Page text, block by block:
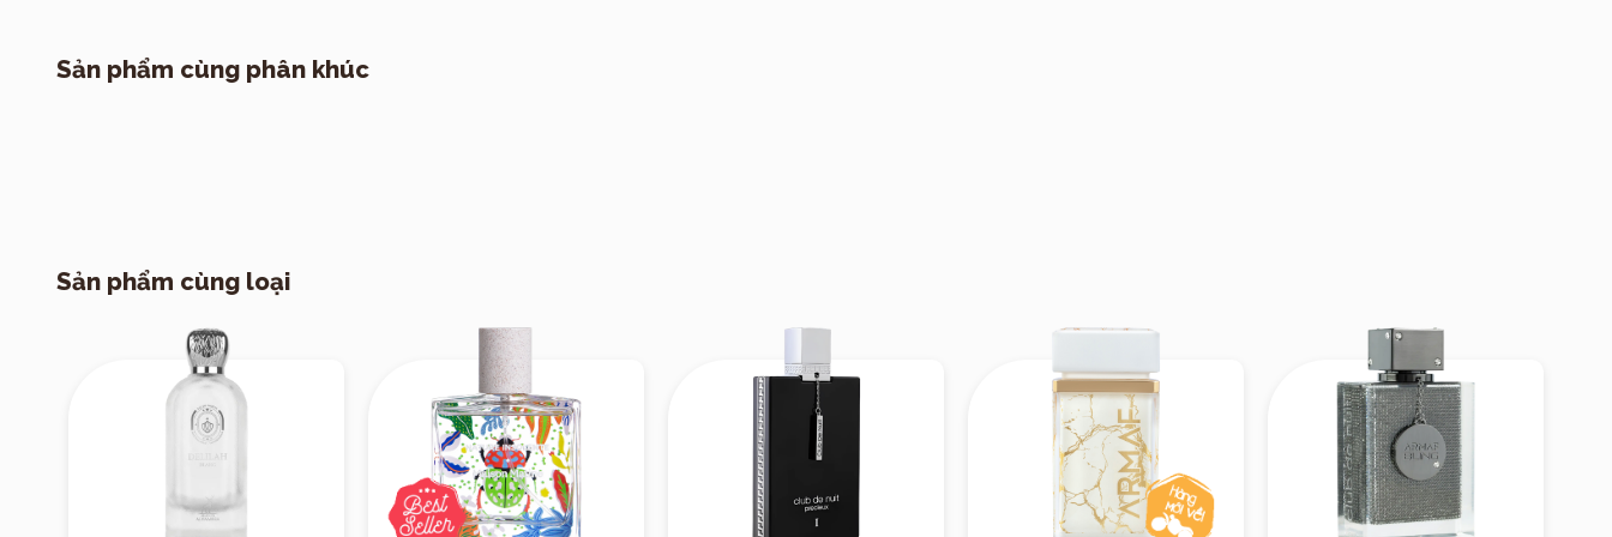
Phong cách & Dịp dùng
Vì hương thiên về
ngọt – trái cây – hoa – kem – ngọt ấm
, Precieux IV phù hợp với
phong cáchnữ tính, hiện đại, tinh tế ; cũng khá dễ mix đồ thời trang — từ casual,
đi làm, dạo phố đến hẹn hò, đi chơi, đi tiệc nhẹ.
Sản phẩm cùng phân khúc
Sản phẩm cùng loại